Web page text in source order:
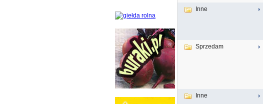
Inne
Sprzedam
Inne